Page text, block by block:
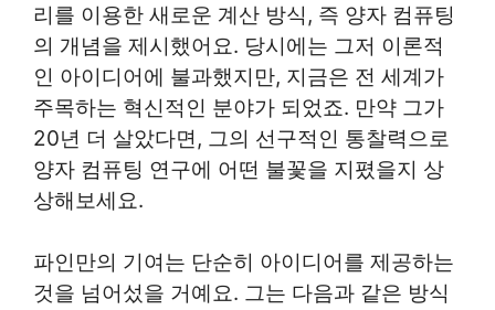
리를 이용한 새로운 계산 방식, 즉 양자 컴퓨팅
의 개념을 제시했어요. 당시에는 그저 이론적
인 아이디어에 불과했지만, 지금은 전 세계가
주목하는 혁신적인 분야가 되었죠. 만약 그가
20년 더 살았다면, 그의 선구적인 통찰력으로
양자 컴퓨팅 연구에 어떤 불꽃을 지폈을지 상
상해보세요.
파인만의 기여는 단순히 아이디어를 제공하는
것을 넘어섰을 거예요. 그는 다음과 같은 방식